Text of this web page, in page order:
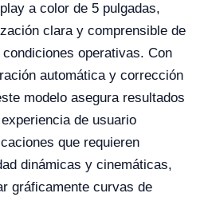
a color de 5 pulgadas,
clara y comprensible de
operativas. Con
automática y corrección
modelo asegura resultados
de usuario
que requieren
dinámicas y cinemáticas,
gráficamente curvas de